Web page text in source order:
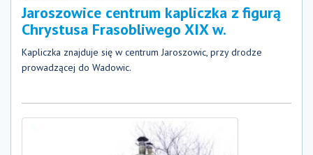
Jaroszowice centrum kapliczka z figurą
Chrystusa Frasobliwego XIX w.
Kapliczka znajduje się w centrum Jaroszowic, przy drodze
prowadzącej do Wadowic.